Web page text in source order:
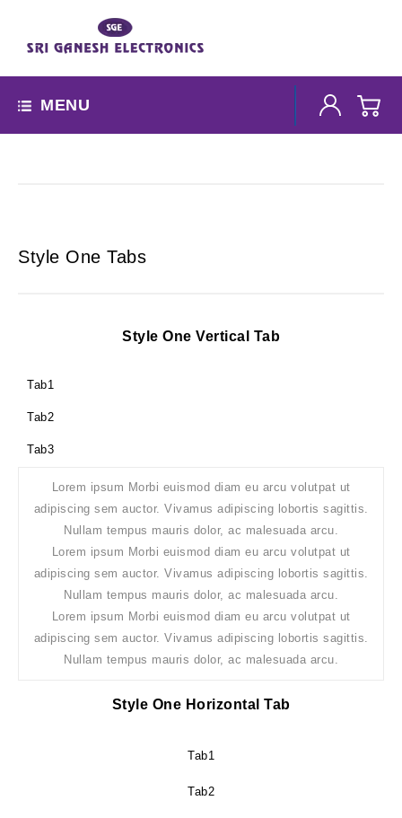
MENU
Style One Tabs
Style One Vertical Tab
Tab1
Tab2
Tab3
Lorem ipsum Morbi euismod diam eu arcu volutpat ut
adipiscing sem auctor. Vivamus adipiscing lobortis sagittis.
Nullam tempus mauris dolor, ac malesuada arcu.
Lorem ipsum Morbi euismod diam eu arcu volutpat ut
adipiscing sem auctor. Vivamus adipiscing lobortis sagittis.
Nullam tempus mauris dolor, ac malesuada arcu.
Lorem ipsum Morbi euismod diam eu arcu volutpat ut
adipiscing sem auctor. Vivamus adipiscing lobortis sagittis.
Nullam tempus mauris dolor, ac malesuada arcu.
Style One Horizontal Tab
Tab1
Tab2